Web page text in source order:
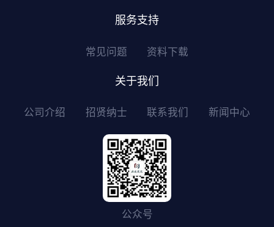
服务支持
常见问题 资料下载
关于我们
公司介绍 招贤纳士 联系我们 新闻中心
公众号